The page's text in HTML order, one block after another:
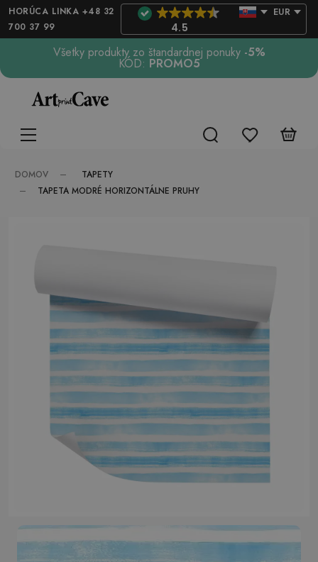
HORÚCA LINKA +48 32
700 37 99
4.5
EUR
Všetky produkty zo štandardnej ponuky -5%
KÓD: PROMO5
DOMOV
TAPETY
TAPETA MODRÉ HORIZONTÁLNE PRUHY